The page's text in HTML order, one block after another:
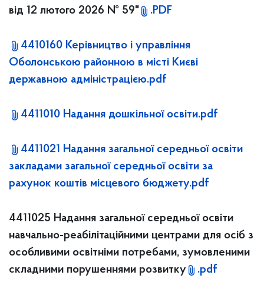
від 12 лютого 2026 № 59"
.PDF
4410160 Керівництво і управління
Оболонською районною в місті Києві
державною адміністрацією.pdf
4411010 Надання дошкільної освіти.pdf
4411021 Надання загальної середньої освіти
закладами загальної середньої освіти за
рахунок коштів місцевого бюджету.pdf
4411025 Надання загальної середньої освіти
навчально-реабілітаційними центрами для осіб з
особливими освітніми потребами, зумовленими
складними порушеннями розвитку
.pdf